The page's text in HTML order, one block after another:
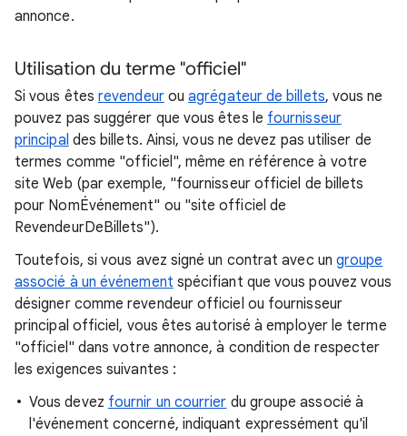
annonce.
Utilisation du terme "officiel"
Si vous êtesrevendeurouagrégateur de billets, vous ne
pouvez pas suggérer que vous êtes le fournisseur
principal des billets. Ainsi, vous ne devez pas utiliser de
termes comme "officiel", même en référence à votre
site Web (par exemple, "fournisseur officiel de billets
pour NomÉvénement" ou "site officiel de
RevendeurDeBillets").
Toutefois, si vous avez signé un contrat avec un groupe
associé à un événement spécifiant que vous pouvez vous
désigner comme revendeur officiel ou fournisseur
principal officiel, vous êtes autorisé à employer le terme
"officiel" dans votre annonce, à condition de respecter
les exigences suivantes :
Vous devez fournir un courrier du groupe associé à
l'événement concerné, indiquant expressément qu'il